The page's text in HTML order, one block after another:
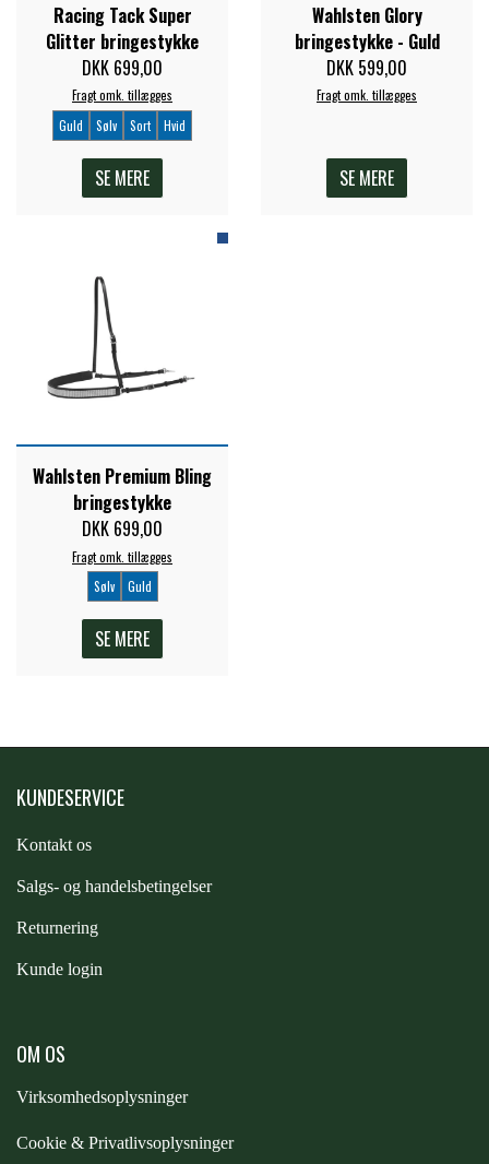
Racing Tack Super
Glitter bringestykke
DKK 699,00
Fragt omk. tillægges
Guld
Sølv Sort Hvid
SE MERE
Wahlsten Glory
bringestykke - Guld
DKK 599,00
Fragt omk. tillægges
SE MERE
Wahlsten Premium Bling
bringestykke
DKK 699,00
Fragt omk. tillægges
Sølv
Guld
SE MERE
KUNDESERVICE
Kontakt os
Salgs- og handelsbetingelser
Returnering
Kunde login
OM OS
Virksomhedsoplysninger
Cookie & Privatlivsoplysninger